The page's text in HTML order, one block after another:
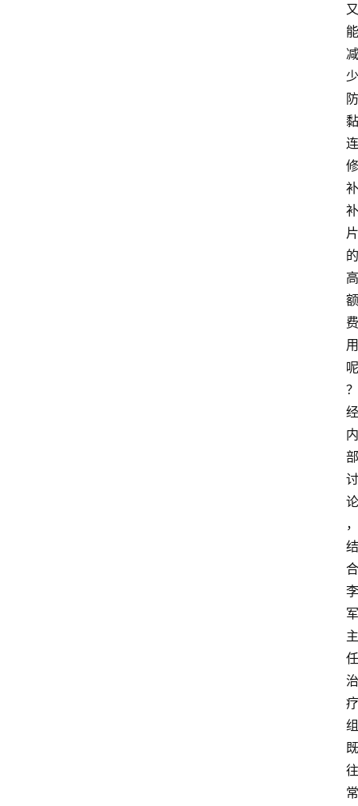
又
能
减
少
防
黏
连
修
补
补
片
的
高
额
费
用
呢
？
经
内
部
讨
论
，
结
合
李
军
主
任
治
疗
组
既
往
常